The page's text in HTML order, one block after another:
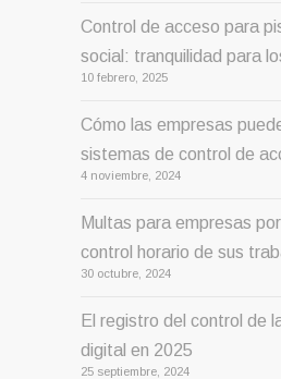
Control de acceso para
social: tranquilidad para
10 febrero, 2025
Cómo las empresas
sistemas de control de
4 noviembre, 2024
Multas para empresas
control horario de sus
30 octubre, 2024
El registro del control de
digital en 2025
25 septiembre, 2024